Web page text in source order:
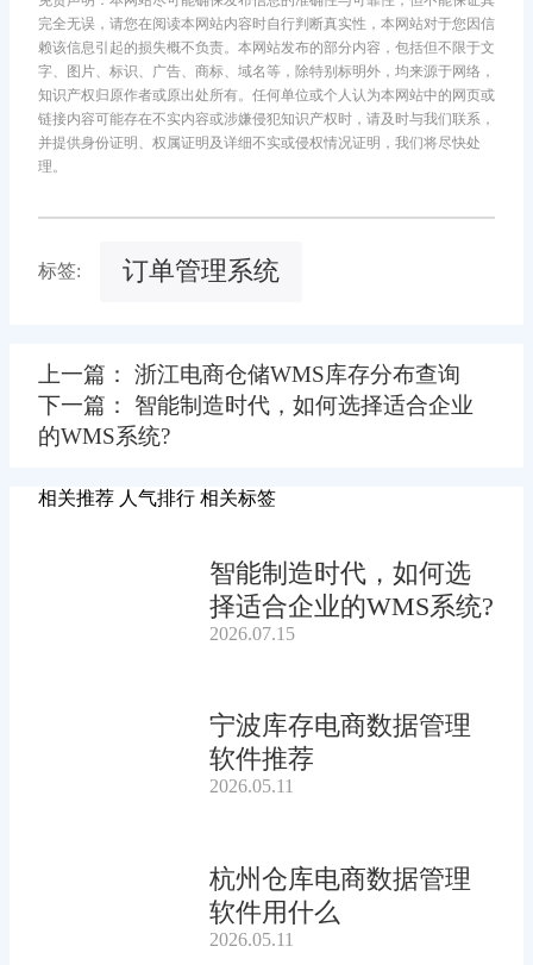
完全无误，请您在阅读本网站内容时自行判断真实性，本网站对于您因信
赖该信息引起的损失概不负责。本网站发布的部分内容，包括但不限于文
字、图片、标识、广告、商标、域名等，除特别标明外，均来源于网络，
知识产权归原作者或原出处所有。任何单位或个人认为本网站中的网页或
链接内容可能存在不实内容或涉嫌侵犯知识产权时，请及时与我们联系，
并提供身份证明、权属证明及详细不实或侵权情况证明，我们将尽快处
理。
标签: 订单管理系统
上一篇： 浙江电商仓储WMS库存分布查询
下一篇： 智能制造时代，如何选择适合企业
的WMS系统?
相关推荐 人气排行 相关标签
智能制造时代，如何选
择适合企业的WMS系统?
2026.07.15
宁波库存电商数据管理
软件推荐
2026.05.11
杭州仓库电商数据管理
软件用什么
2026.05.11